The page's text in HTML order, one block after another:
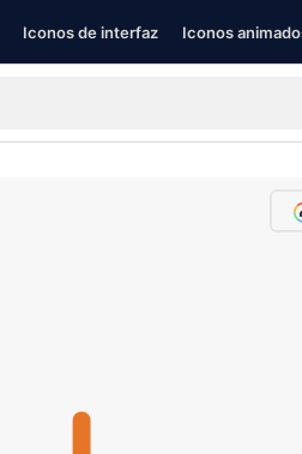
Iconos de interfaz Iconos